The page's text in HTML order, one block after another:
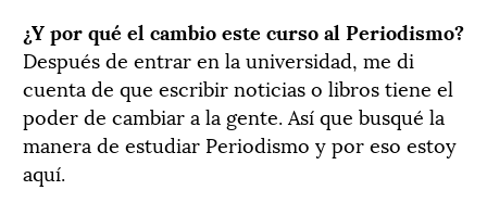
¿Y por qué el cambio este curso al Periodismo?
Después de entrar en la universidad, me di
cuenta de que escribir noticias o libros tiene el
poder de cambiar a la gente. Así que busqué la
manera de estudiar Periodismo y por eso estoy
aquí.